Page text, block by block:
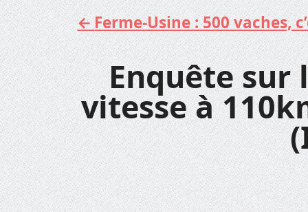
Aller
au
contenu
Ferme-Usine : 500 vaches,
Enquête sur
vitesse à